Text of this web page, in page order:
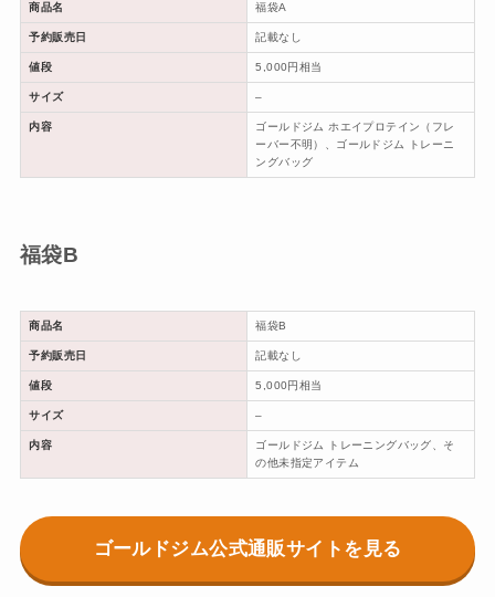
商品名 福袋A
予約販売日 記載なし
値段 5,000円相当
サイズ –
内容
ゴールドジム ホエイプロテイン（フレ
ーバー不明）、ゴールドジム トレーニ
ングバッグ
福袋B
商品名 福袋B
予約販売日 記載なし
値段 5,000円相当
サイズ –
内容
ゴールドジム トレーニングバッグ、そ
の他未指定アイテム
ゴールドジム公式通販サイトを見る